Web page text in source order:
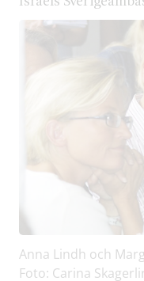
Anna Lindh och
Foto: Carina